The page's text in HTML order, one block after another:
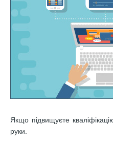
Якщо підвищуєте
руки.